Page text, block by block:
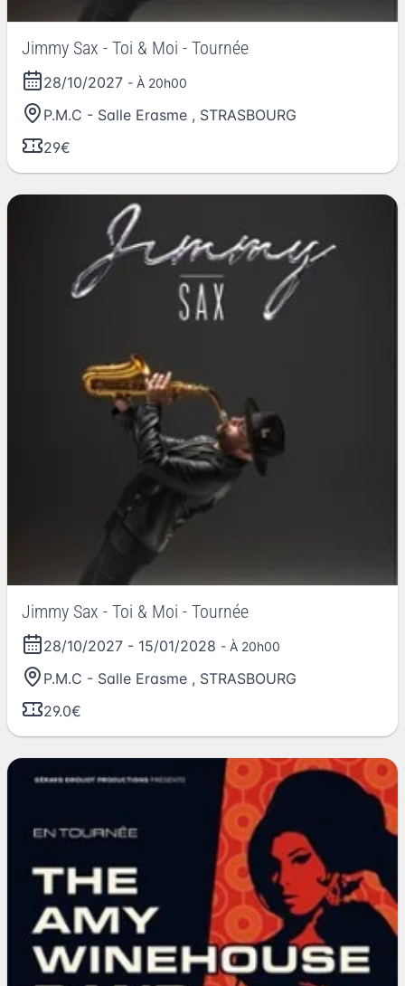
Jimmy Sax - Toi & Moi - Tournée
28/10/2027 - À 20h00
P.M.C - Salle Erasme , STRASBOURG
29€
Jimmy Sax - Toi & Moi - Tournée
28/10/2027 - 15/01/2028 - À 20h00
P.M.C - Salle Erasme , STRASBOURG
29.0€